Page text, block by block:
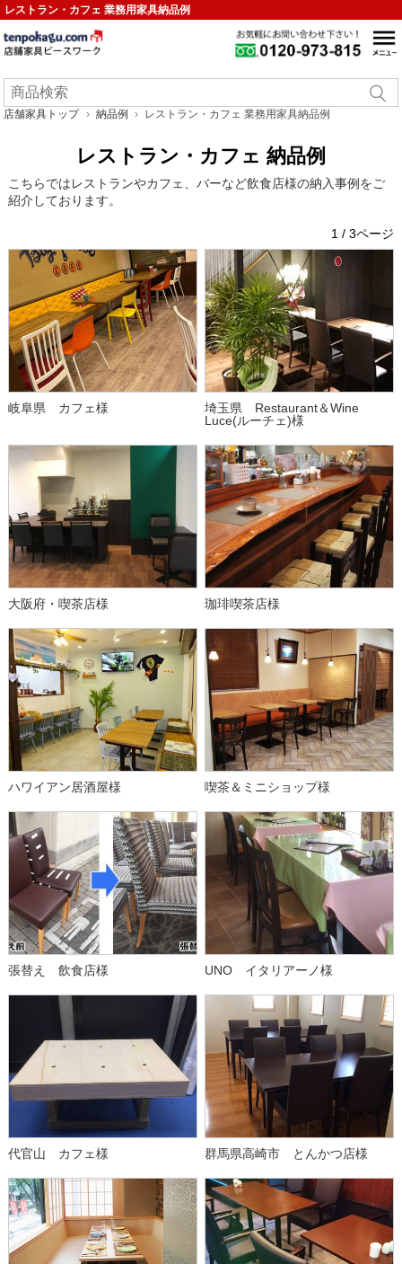
レストラン・カフェ 業務用家具納品例
店舗家具トップ 納品例 レストラン・カフェ 業務用家具納品例
レストラン・カフェ 納品例
こちらではレストランやカフェ、バーなど飲食店様の納入事例をご
紹介しております。
1 / 3ページ
岐阜県 カフェ様
埼玉県 Restaurant＆Wine
Luce(ルーチェ)様
大阪府・喫茶店様 珈琲喫茶店様
ハワイアン居酒屋様 喫茶＆ミニショップ様
張替え 飲食店様 UNO イタリアーノ様
代官山 カフェ様 群馬県高崎市 とんかつ店様